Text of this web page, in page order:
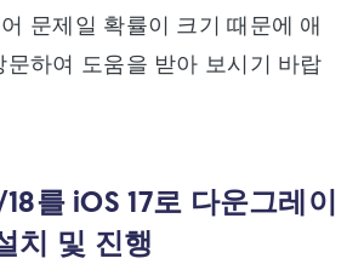
문제일 확률이 크기 때문에 애
문하여 도움을 받아 보시기 바랍
를 iOS 17로 다운그레이
치 및 진행